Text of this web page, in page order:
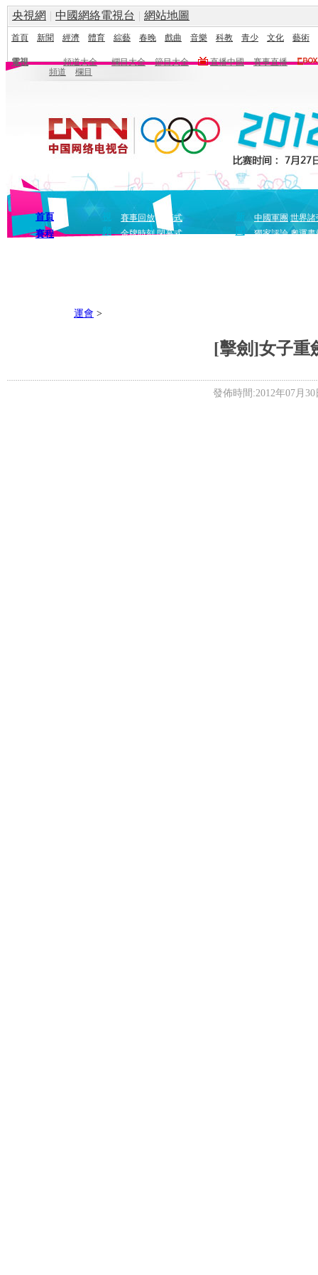
央視網 | 中國網絡電視台 | 網站地圖
首頁 新聞 經濟 體育 綜藝 春晚 戲曲 音樂 科教 青少 文化 藝術
電視 頻道大全 欄目大全 節目大全 直播中國
賽事直播
頻道
欄目
首頁
賽程
頻
賽事回放
開幕式
金牌時刻 閉幕式
中國軍團 世界諸
獨家評論 奧運畫
運會 >
[擊劍]女子重
發佈時間:2012年07月